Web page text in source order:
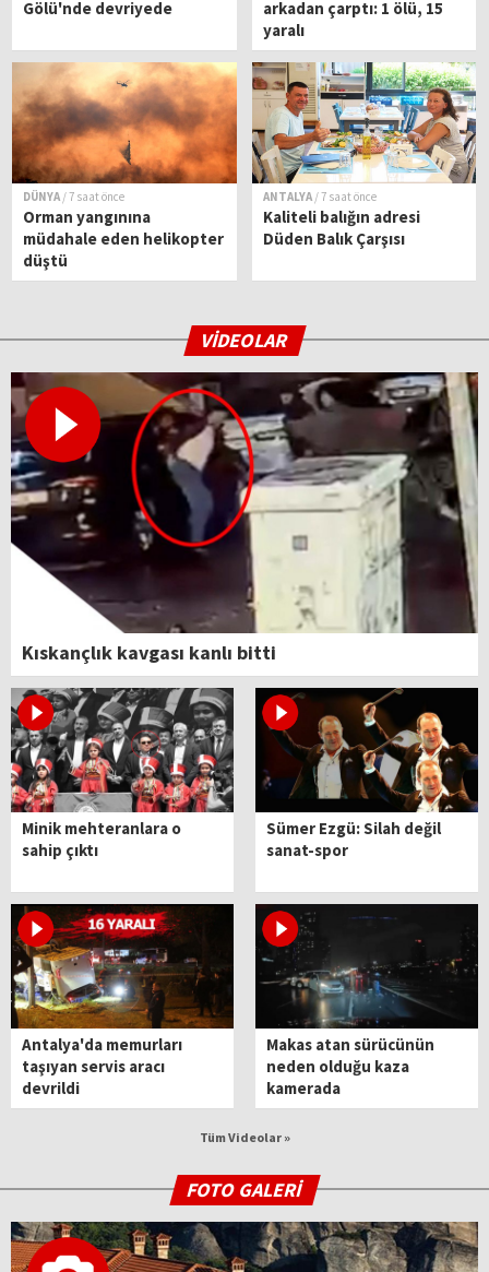
Gölü'nde devriyede
arkadan çarptı: 1 ölü, 15
yaralı
DÜNYA / 7 saat önce
Orman yangınına
müdahale eden helikopter
düştü
ANTALYA / 7 saat önce
Kaliteli balığın adresi
Düden Balık Çarşısı
VİDEOLAR
Kıskançlık kavgası kanlı bitti
Minik mehteranlara o
sahip çıktı
Sümer Ezgü: Silah değil
sanat-spor
Antalya'da memurları
taşıyan servis aracı
devrildi
Makas atan sürücünün
neden olduğu kaza
kamerada
Tüm Videolar »
FOTO GALERİ